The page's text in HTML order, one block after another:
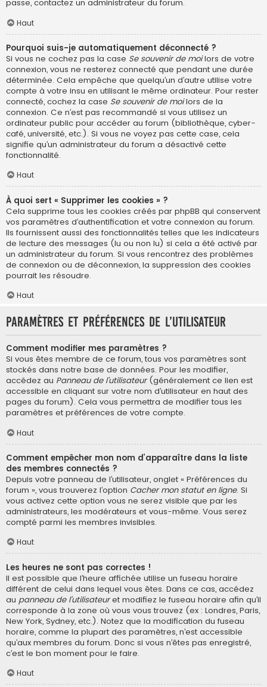
passe, contactez un administrateur du forum.
Haut
Pourquoi suis-je automatiquement déconnecté ?
Si vous ne cochez pas la case Se souvenir de moilors de votre
connexion, vous ne resterez connecté que pendant une durée
déterminée. Cela empêche que quelqu’un d’autre utilise votre
compte à votre insu en utilisant le même ordinateur. Pour rester
connecté, cochez la case Se souvenir de moilors de la
connexion. Ce n’est pas recommandé si vous utilisez un
ordinateur public pour accéder au forum (bibliothèque, cyber-
café, université, etc.). Si vous ne voyez pas cette case, cela
signifie qu’un administrateur du forum a désactivé cette
fonctionnalité.
Haut
À quoi sert « Supprimer les cookies » ?
Cela supprime tous les cookies créés par phpBB qui conservent
vos paramètres d’authentification et votre connexion au forum.
Ils fournissent aussi des fonctionnalités telles que les indicateurs
de lecture des messages (lu ou non lu) si cela a été activé par
un administrateur du forum. Si vous rencontrez des problèmes
de connexion ou de déconnexion, la suppression des cookies
pourrait les résoudre.
Haut
Paramètres et préférences de l’utilisateur
Comment modifier mes paramètres ?
Si vous êtes membre de ce forum, tous vos paramètres sont
stockés dans notre base de données. Pour les modifier,
accédez au Panneau de l’utilisateur(généralement ce lien est
accessible en cliquant sur votre nom d’utilisateur en haut des
pages du forum). Cela vous permettra de modifier tous les
paramètres et préférences de votre compte.
Haut
Comment empêcher mon nom d’apparaître dans la liste
des membres connectés ?
Depuis votre panneau de l’utilisateur, onglet « Préférences du
forum », vous trouverez l’option Cacher mon statut en ligne. Si
vous activez cette option vous ne serez visible que par les
administrateurs, les modérateurs et vous-même. Vous serez
compté parmi les membres invisibles.
Haut
Les heures ne sont pas correctes !
Il est possible que l’heure affichée utilise un fuseau horaire
différent de celui dans lequel vous êtes. Dans ce cas, accédez
au panneau de l’utilisateuret modifiez le fuseau horaire afin qu’il
corresponde à la zone où vous vous trouvez (ex : Londres, Paris,
New York, Sydney, etc.). Notez que la modification du fuseau
horaire, comme la plupart des paramètres, n’est accessible
qu’aux membres du forum. Donc si vous n’êtes pas enregistré,
c’est le bon moment pour le faire.
Haut